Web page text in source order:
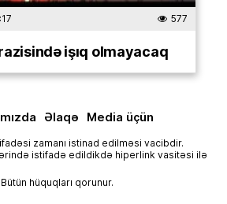
577
işıq olmayacaq
Əlaqə Media üçün
zamanı istinad edilməsi vacibdir.
istifadə edildikdə hiperlink vasitəsi ilə
hüquqları qorunur.